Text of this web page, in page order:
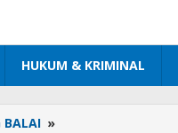
HUKUM & KRIMINAL
BALAI »